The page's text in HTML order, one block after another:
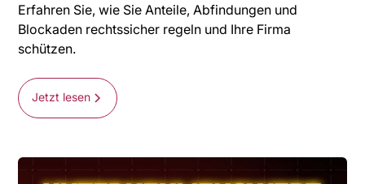
Erfahren Sie, wie Sie Anteile, Abfindungen und
Blockaden rechtssicher regeln und Ihre Firma
schützen.
Jetzt lesen